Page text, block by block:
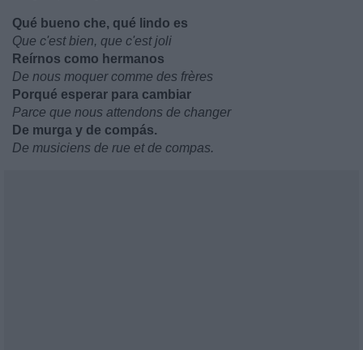
Qué bueno che, qué lindo es
Que c'est bien, que c'est joli
Reírnos como hermanos
De nous moquer comme des frères
Porqué esperar para cambiar
Parce que nous attendons de changer
De murga y de compás.
De musiciens de rue et de compas.